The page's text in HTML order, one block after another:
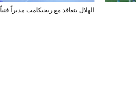
الهلال يتعاقد مع ريجيكامب مديراً فنياً